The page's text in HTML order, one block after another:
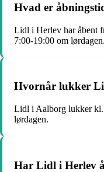
Hvad er
Lidl i Herlev har åbent
7:00-19:00 om lørdagen.
Hvornår lukker
Lidl i Aalborg lukker kl.
lørdagen.
Har Lidl i Herlev